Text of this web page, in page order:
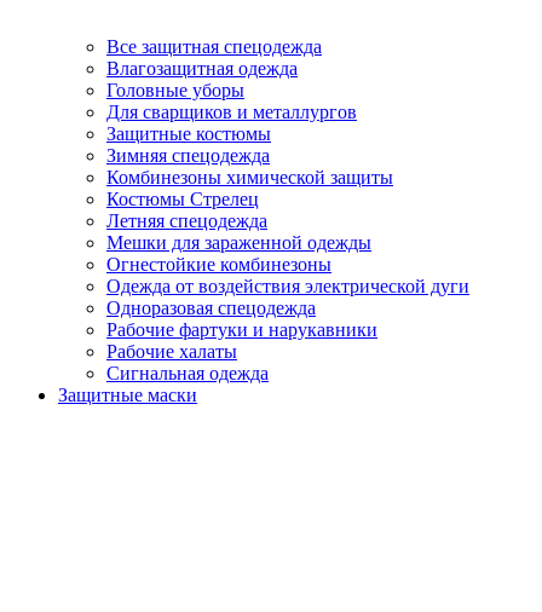
Все защитная спецодежда
Влагозащитная одежда
Головные уборы
Для сварщиков и металлургов
Защитные костюмы
Зимняя спецодежда
Комбинезоны химической защиты
Костюмы Стрелец
Летняя спецодежда
Мешки для зараженной одежды
Огнестойкие комбинезоны
Одежда от воздействия электрической дуги
Одноразовая спецодежда
Рабочие фартуки и нарукавники
Рабочие халаты
Сигнальная одежда
Защитные маски